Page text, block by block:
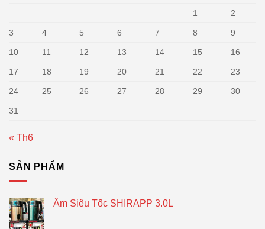
1
2
3 4 5 6 7 8 9
10 11 12 13 14 15 16
17 18 19 20 21 22 23
24 25 26 27 28 29 30
31
« Th6
SẢN PHẨM
Ấm Siêu Tốc SHIRAPP 3.0L